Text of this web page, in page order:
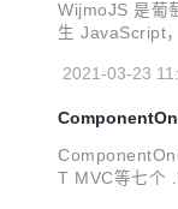
WijmoJS 是葡
生 JavaScript
2021-03-23
T MVC等七个